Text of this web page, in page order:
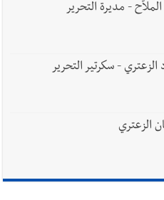
- مديرة التحرير
- سكرتير التحرير
الزعتري